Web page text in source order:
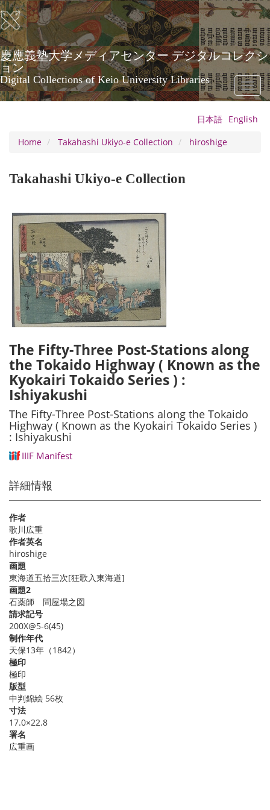
Skip
to
main
content
慶應義塾大学メディアセンター デジタルコレクシ
ョン
Digital Collections of Keio University Libraries
Toggle
日本語 English
Home
Takahashi Ukiyo-e Collection hiroshige
Takahashi Ukiyo-e Collection
The Fifty-Three Post-Stations along
the Tokaido Highway ( Known as the
Kyokairi Tokaido Series ) :
Ishiyakushi
The Fifty-Three Post-Stations along the Tokaido
Highway ( Known as the Kyokairi Tokaido Series )
: Ishiyakushi
IIIF Manifest
詳細情報
作者
歌川広重
作者英名
hiroshige
画題
東海道五拾三次[狂歌入東海道]
画題2
石薬師 問屋場之図
請求記号
200X@5-6(45)
制作年代
天保13年（1842）
極印
極印
版型
中判錦絵 56枚
寸法
17.0×22.8
署名
広重画